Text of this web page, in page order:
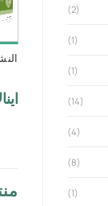
(2)
(1)
(1)
(14)
(4)
(8)
(1)